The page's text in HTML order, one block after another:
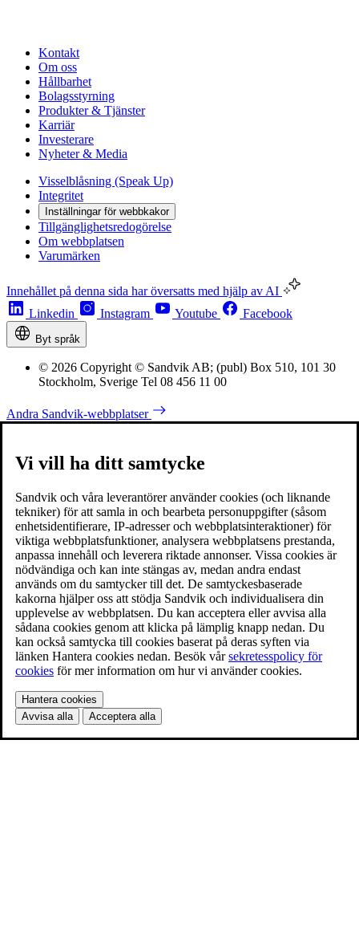
Kontakt
Om oss
Hållbarhet
Bolagsstyrning
Produkter & Tjänster
Karriär
Investerare
Nyheter & Media
Visselblåsning (Speak Up)
Integritet
Inställningar för webbkakor
Tillgänglighetsredogörelse
Om webbplatsen
Varumärken
Innehållet på denna sida har översatts med hjälp av AI
Linkedin
Instagram Youtube Facebook
Byt språk
© 2026 Copyright © Sandvik AB; (publ) Box 510, 101 30
Stockholm, Sverige Tel 08 456 11 00
Andra Sandvik-webbplatser
Vi vill ha ditt samtycke
Sandvik och våra leverantörer använder cookies (och liknande
tekniker) för att samla in och bearbeta personuppgifter (såsom
enhetsidentifierare, IP-adresser och webbplatsinteraktioner) för
viktiga webbplatsfunktioner, analysera webbplatsens prestanda,
anpassa innehåll och leverera riktade annonser. Vissa cookies är
nödvändiga och kan inte stängas av, medan andra endast
används om du samtycker till det. De samtyckesbaserade
kakorna hjälper oss att stödja Sandvik och individualisera din
upplevelse av webbplatsen. Du kan acceptera eller avvisa alla
sådana cookies genom att klicka på lämplig knapp nedan. Du
kan också samtycka till cookies baserat på deras syften via
länken Hantera cookies nedan. Besök vårsekretesspolicy för
cookies för mer information om hur vi använder cookies.
Hantera cookies
Avvisa alla
Acceptera alla